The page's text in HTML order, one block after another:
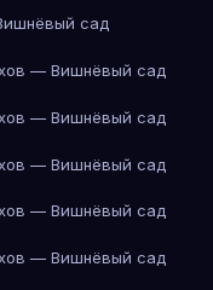
сад
— Вишнёвый сад
— Вишнёвый сад
— Вишнёвый сад
— Вишнёвый сад
— Вишнёвый сад